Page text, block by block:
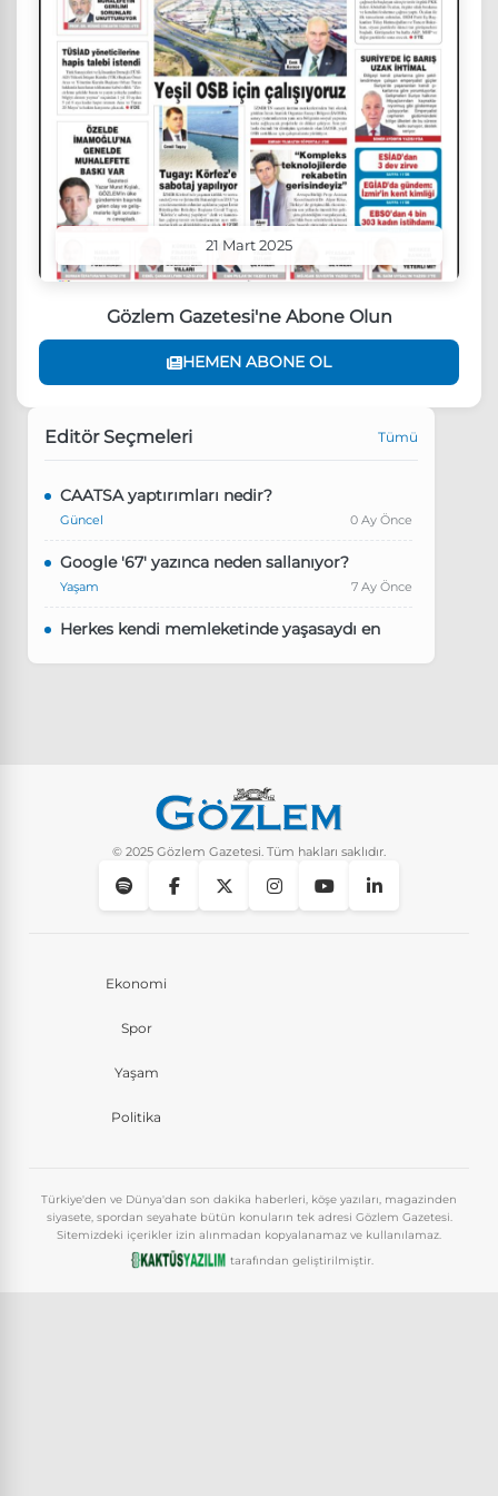
21 Mart 2025
Gözlem Gazetesi'ne Abone Olun
HEMEN ABONE OL
Editör Seçmeleri Tümü
CAATSA yaptırımları nedir?
Güncel 0 Ay Önce
Google '67' yazınca neden sallanıyor?
Yaşam 7 Ay Önce
Herkes kendi memleketinde yaşasaydı en
Instagram’da keşfet nasıl temizlenir?
© 2025 Gözlem Gazetesi. Tüm hakları saklıdır.
Ekonomi
Spor
Yaşam
Politika
Türkiye'den ve Dünya'dan son dakika haberleri, köşe yazıları, magazinden
siyasete, spordan seyahate bütün konuların tek adresi Gözlem Gazetesi.
Sitemizdeki içerikler izin alınmadan kopyalanamaz ve kullanılamaz.
tarafından geliştirilmiştir.